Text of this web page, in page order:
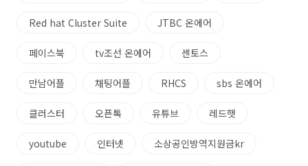
Red hat Cluster Suite JTBC 온에어
페이스북 tv조선 온에어 센토스
만남어플 채팅어플 RHCS sbs 온에어
클러스터 오픈톡 유튜브 레드햇
youtube 인터넷 소상공인방역지원금kr